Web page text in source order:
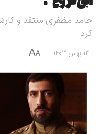
حامد مظفری منتقد و
کرد
13 بهمن 1403 A
A